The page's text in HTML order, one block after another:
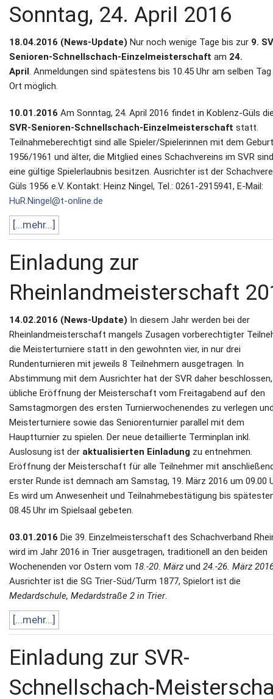
Sonntag, 24. April 2016
18.04.2016 (News-Update) Nur noch wenige Tage bis zur 9.
Senioren-Schnellschach-Einzelmeisterschaft am 24.
April. Anmeldungen sind spätestens bis 10.45 Uhr am selben
Ort möglich.
10.01.2016 Am Sonntag, 24. April 2016 findet in Koblenz-Güls
SVR-Senioren-Schnellschach-Einzelmeisterschaft statt.
Teilnahmeberechtigt sind alle Spieler/Spielerinnen mit dem
1956/1961 und älter, die Mitglied eines Schachvereins im SVR
eine gültige Spielerlaubnis besitzen. Ausrichter ist der
Güls 1956 e.V. Kontakt: Heinz Ningel, Tel.: 0261-2915941, E-Mail:
HuR.Ningel@t-online.de
[...mehr...]
Einladung zur
Rheinlandmeisterschaft
14.02.2016 (News-Update) In diesem Jahr werden bei der
Rheinlandmeisterschaft mangels Zusagen vorberechtigter
die Meisterturniere statt in den gewohnten vier, in nur drei
Rundenturnieren mit jeweils 8 Teilnehmern ausgetragen. In
Abstimmung mit dem Ausrichter hat der SVR daher
übliche Eröffnung der Meisterschaft vom Freitagabend auf den
Samstagmorgen des ersten Turnierwochenendes zu verlegen
Meisterturniere sowie das Seniorenturnier parallel mit dem
Hauptturnier zu spielen. Der neue detaillierte Terminplan inkl.
Auslosung ist der aktualisierten Einladung zu entnehmen.
Eröffnung der Meisterschaft für alle Teilnehmer mit
erster Runde ist demnach am Samstag, 19. März 2016 um 09.00
Es wird um Anwesenheit und Teilnahmebestätigung bis
08.45 Uhr im Spielsaal gebeten.
03.01.2016 Die 39. Einzelmeisterschaft des Schachverband
wird im Jahr 2016 in Trier ausgetragen, traditionell an den beiden
Wochenenden vor Ostern vom 18.-20. März und 24.-26. März
Ausrichter ist die SG Trier-Süd/Turm 1877, Spielort ist die
Medardschule, Medardstraße 2 in Trier.
[...mehr...]
Einladung zur SVR-
Schnellschach-